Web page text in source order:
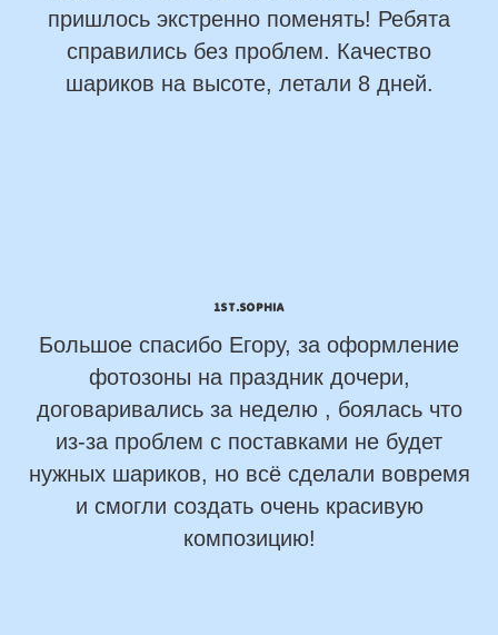
пришлось экстренно поменять! Ребята
справились без проблем. Качество
шариков на высоте, летали 8 дней.
1st.Sophia
Большое спасибо Егору, за оформление
фотозоны на праздник дочери,
договаривались за неделю , боялась что
из-за проблем с поставками не будет
нужных шариков, но всё сделали вовремя
и смогли создать очень красивую
композицию!